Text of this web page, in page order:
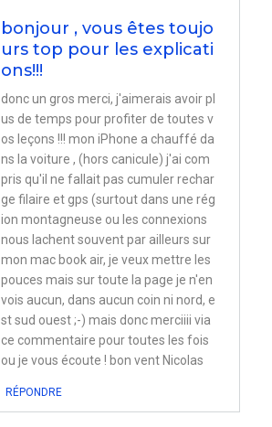
bonjour , vous êtes toujo
urs top pour les explicati
ons!!!
donc un gros merci, j'aimerais avoir pl
us de temps pour profiter de toutes v
os leçons !!! mon iPhone a chauffé da
ns la voiture , (hors canicule) j'ai com
pris qu'il ne fallait pas cumuler rechar
ge filaire et gps (surtout dans une rég
ion montagneuse ou les connexions
nous lachent souvent par ailleurs sur
mon mac book air, je veux mettre les
pouces mais sur toute la page je n'en
vois aucun, dans aucun coin ni nord, e
st sud ouest ;-) mais donc merciiii via
ce commentaire pour toutes les fois
ou je vous écoute ! bon vent Nicolas
RÉPONDRE